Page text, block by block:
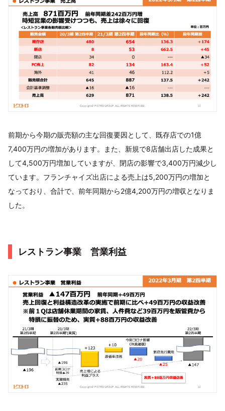
前期から今期の販売額の主な回復要因として、既存店での1億
7,400万円の増加があります。また、新規で8店舗出店した成果と
して4,500万円増加していますが、閉店の影響で3,400万円減少し
ています。フランチャイズ出店による売上は5,200万円の増加と
なっており、合計で、前年同期から2億4,200万円の増収となりま
した。
レストラン事業 営業利益